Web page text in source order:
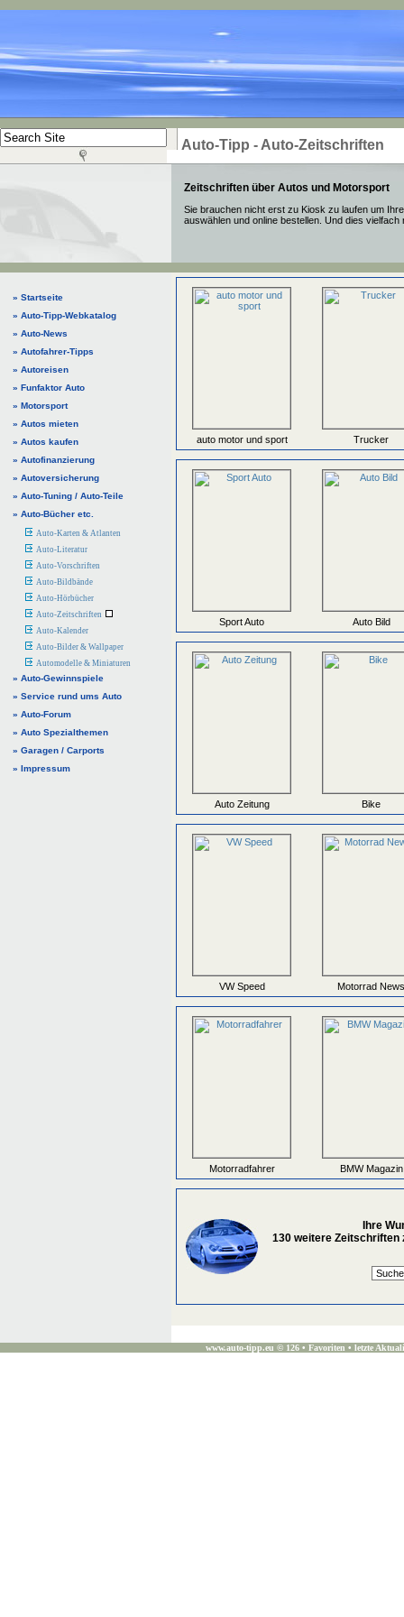
Auto-Tipp - Auto-Zeitschriften
Zeitschriften über Autos und Motorsport
Sie brauchen nicht erst zu Kiosk zu laufen um
auswählen und online bestellen. Und dies
» Startseite
» Auto-Tipp-Webkatalog
» Auto-News
» Autofahrer-Tipps
» Autoreisen
» Funfaktor Auto
» Motorsport
» Autos mieten
» Autos kaufen
» Autofinanzierung
» Autoversicherung
» Auto-Tuning / Auto-Teile
» Auto-Bücher etc.
Auto-Karten & Atlanten
Auto-Literatur
Auto-Vorschriften
Auto-Bildbände
Auto-Hörbücher
Auto-Zeitschriften
Auto-Kalender
Auto-Bilder & Wallpaper
Automodelle & Miniaturen
» Auto-Gewinnspiele
» Service rund ums Auto
» Auto-Forum
» Auto Spezialthemen
» Garagen / Carports
» Impressum
auto motor und sport Trucker
Sport Auto Auto Bild
Auto Zeitung Bike
VW Speed Motorrad News
Motorradfahrer BMW Magazin
Ihre
130 weitere Zeitschriften
www.auto-tipp.eu © 126 • Favoriten • letzte